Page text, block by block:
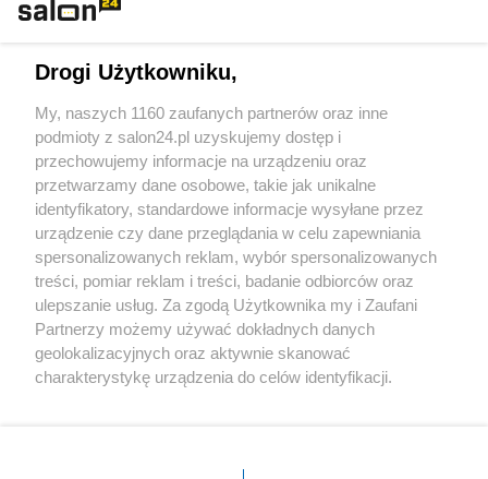
Sport
Społeczeństwo
Kultura
X Facebook Instagram Youtube
Drogi Użytkowniku,
My, naszych 1160 zaufanych partnerów oraz inne
podmioty z salon24.pl uzyskujemy dostęp i
przechowujemy informacje na urządzeniu oraz
przetwarzamy dane osobowe, takie jak unikalne
identyfikatory, standardowe informacje wysyłane przez
urządzenie czy dane przeglądania w celu zapewniania
spersonalizowanych reklam, wybór spersonalizowanych
treści, pomiar reklam i treści, badanie odbiorców oraz
ulepszanie usług. Za zgodą Użytkownika my i Zaufani
Partnerzy możemy używać dokładnych danych
geolokalizacyjnych oraz aktywnie skanować
charakterystykę urządzenia do celów identyfikacji.
zmienić/wycofać klikając przycisk ustawień prywatności